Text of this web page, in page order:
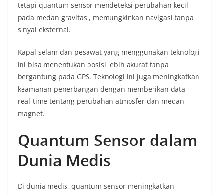
tetapi quantum sensor mendeteksi perubahan kecil
pada medan gravitasi, memungkinkan navigasi tanpa
sinyal eksternal.
Kapal selam dan pesawat yang menggunakan teknologi
ini bisa menentukan posisi lebih akurat tanpa
bergantung pada GPS. Teknologi ini juga meningkatkan
keamanan penerbangan dengan memberikan data
real-time tentang perubahan atmosfer dan medan
magnet.
Quantum Sensor dalam
Dunia Medis
Di dunia medis, quantum sensor meningkatkan